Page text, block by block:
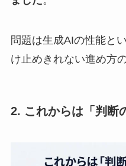
問題は生成AIの性能と
け止めきれない進め方
2. これからは「判断